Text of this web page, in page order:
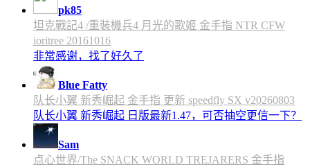
pk85
坦克戰記4 /重裝機兵4 月光的歌姬 金手指 NTR CFW
ioritree 20161016
非常感谢，找了好久了
Blue Fatty
队长小翼 新秀崛起 金手指 更新 speedfly SX v20260803
队长小翼 新秀崛起 日版最新1.47，可否抽空更信一下？
Sam
点心世界/The SNACK WORLD TREJARERS 金手指